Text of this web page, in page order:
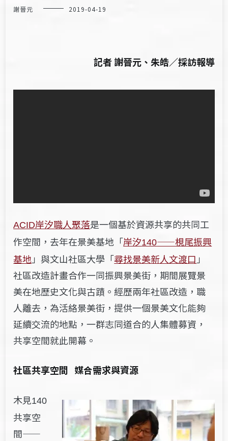
謝晉元 2019-04-19
記者 謝晉元、朱皓／採訪報導
ACID岸汐職人聚落是一個基於資源共享的共同工
作空間，去年在景美基地「岸汐140——梘尾振興
基地」與文山社區大學「尋找景美新人文渡口 」
社區改造計畫合作一同振興景美街，期間展覽景
美在地歷史文化與古蹟。經歷兩年社區改造，職
人離去，為活絡景美街，提供一個景美文化能夠
延續交流的地點，一群志同道合的人集體募資，
共享空間就此開幕。
社區共享空間 媒合需求與資源
木見140
共享空
間——